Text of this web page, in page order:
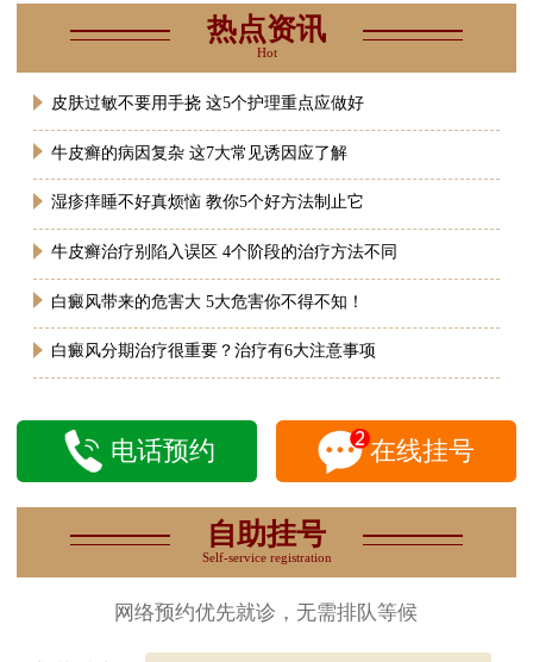
热点资讯
Hot
皮肤过敏不要用手挠 这5个护理重点应做好
牛皮癣的病因复杂 这7大常见诱因应了解
湿疹痒睡不好真烦恼 教你5个好方法制止它
牛皮癣治疗别陷入误区 4个阶段的治疗方法不同
白癜风带来的危害大 5大危害你不得不知！
白癜风分期治疗很重要？治疗有6大注意事项
电话预约 在线挂号
自助挂号
Self-service registration
网络预约优先就诊，无需排队等候